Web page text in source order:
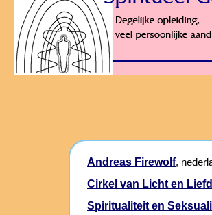
Andreas Firewolf,
Cirkel van Licht en
Spiritualiteit en